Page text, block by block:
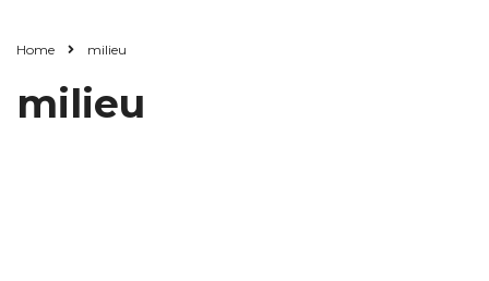
Home milieu
milieu